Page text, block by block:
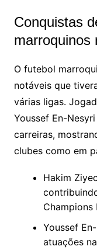
Conquistas
marroquinos
O futebol
notáveis que
várias ligas.
Youssef En-
carreiras,
clubes como em
Hakim
Champions
Youssef
atuações